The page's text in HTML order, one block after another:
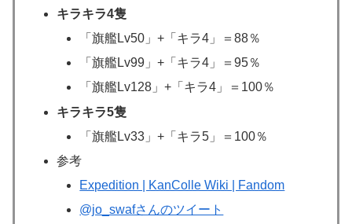
キラキラ4隻
「旗艦Lv50」+「キラ4」＝88％
「旗艦Lv99」+「キラ4」＝95％
「旗艦Lv128」+「キラ4」＝100％
キラキラ5隻
「旗艦Lv33」+「キラ5」＝100％
参考
Expedition | KanColle Wiki | Fandom
@jo_swafさんのツイート